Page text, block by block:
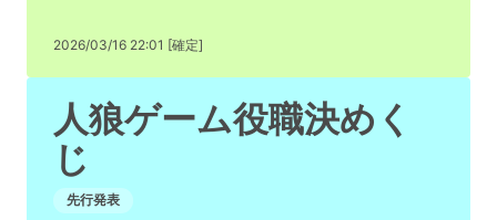
2026/03/16 22:01 [確定]
人狼ゲーム役職決めく
じ
先行発表